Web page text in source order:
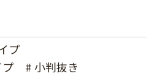
プ
# 小判抜き